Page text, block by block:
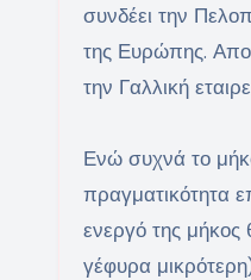
συνδέει την
της Ευρώπης.
την Γαλλική
Ενώ συχνά το
πραγματικότητα
ενεργό της μήκος
γέφυρα